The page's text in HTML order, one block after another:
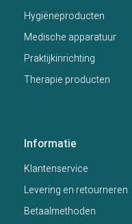
Hygiëneproducten
Medische apparatuur
Praktijkinrichting
Therapie producten
Informatie
Klantenservice
Levering en retourneren
Betaalmethoden